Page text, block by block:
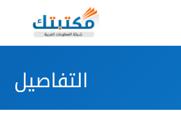
التفاصيل